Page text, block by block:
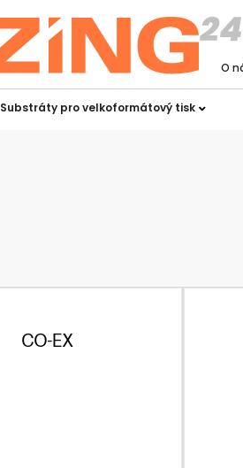
Substráty pro velkoformátový tisk
O
CO-EX